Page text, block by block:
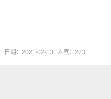
日期：2021-02-13 人气：273